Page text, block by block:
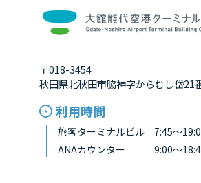
〒018-3454
秋田県北秋田市脇神字からむし岱21
利用時間
旅客ターミナルビル 7:45～
ANAカウンター 9:00～